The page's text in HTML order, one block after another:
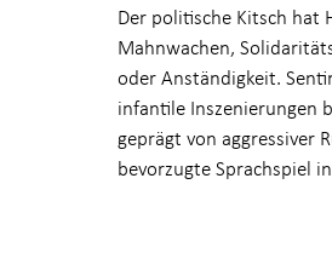
Der politische Kitsch
Mahnwachen,
oder Anständigkeit.
infantile Inszenierungen
geprägt von aggressiver
bevorzugte Sprachspiel